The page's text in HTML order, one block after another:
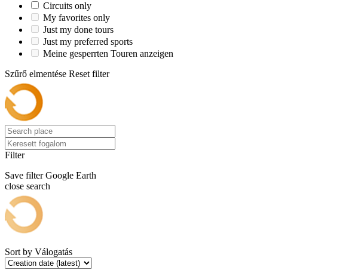
Circuits only
My favorites only
Just my done tours
Just my preferred sports
Meine gesperrten Touren anzeigen
Szűrő elmentése Reset filter
Filter
Save filter Google Earth
close search
Sort by Válogatás